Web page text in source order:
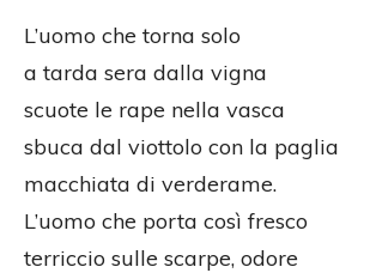
L’uomo che torna solo
a tarda sera dalla vigna
scuote le rape nella vasca
sbuca dal viottolo con la paglia
macchiata di verderame.
L’uomo che porta così fresco
terriccio sulle scarpe, odore